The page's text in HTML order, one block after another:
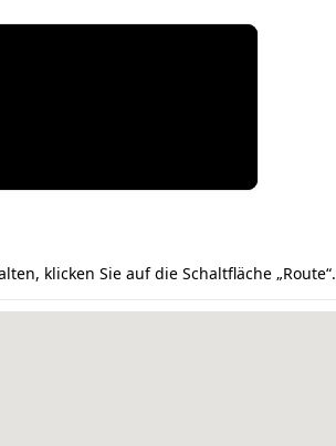
klicken Sie auf die Schaltfläche „Route“.